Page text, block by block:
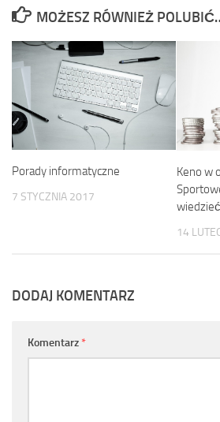
MOŻESZ RÓWNIEŻ
Porady informatyczne
7 STYCZNIA 2017
Keno w
14
DODAJ KOMENTARZ
Komentarz *